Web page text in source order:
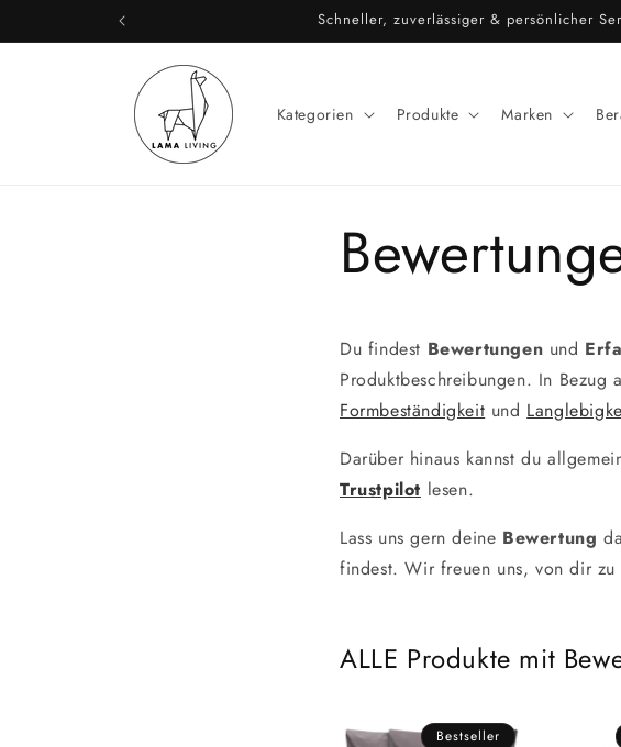
Inhalt
Schneller, zuverlässiger & persönlicher
Kategorien Produkte Marken
Du findest Bewertungen und
Produktbeschreibungen. In
Formbeständigkeit und
Darüber hinaus kannst du
Trustpilot lesen.
Lass uns gern deine Bewertung
findest. Wir freuen uns, von dir
ALLE Produkte mit
Bestseller